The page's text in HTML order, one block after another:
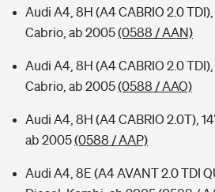
Audi A4, 8H (A4 CABRIO 2.0 TDI),
Cabrio, ab 2005(0588 / AAN)
Audi A4, 8H (A4 CABRIO 2.0 TDI),
Cabrio, ab 2005(0588 / AAO)
Audi A4, 8H (A4 CABRIO 2.0T),
ab 2005(0588 / AAP)
Audi A4, 8E (A4 AVANT 2.0 TDI